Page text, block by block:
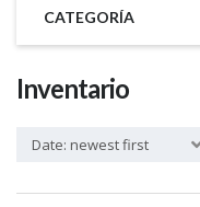
CATEGORÍA
Inventario
Date: newest first